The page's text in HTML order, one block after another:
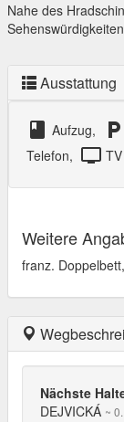
Nahe des
Ausstattung
class Aufzug, local_parking
Telefon, tv TV
Weitere
franz.
Nächste
DEJVICKÁ ~